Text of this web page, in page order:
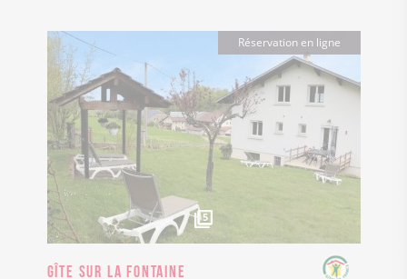
5
Réservation en ligne
Gîte Sur La Fontaine